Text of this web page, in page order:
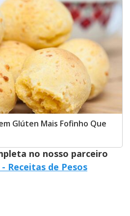
Glúten Mais Fofinho Que
no nosso parceiro
Receitas de Pesos